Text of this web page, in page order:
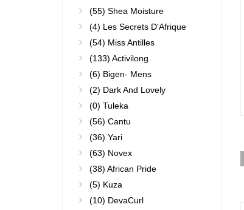
(55) Shea Moisture
(4) Les Secrets D'Afrique
(54) Miss Antilles
(133) Activilong
(6) Bigen- Mens
(2) Dark And Lovely
(0) Tuleka
(56) Cantu
(36) Yari
(63) Novex
(38) African Pride
(5) Kuza
(10) DevaCurl